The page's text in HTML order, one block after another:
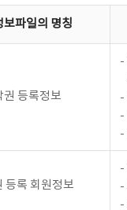
보파일의 명칭
권 등록정보
등록 회원정보